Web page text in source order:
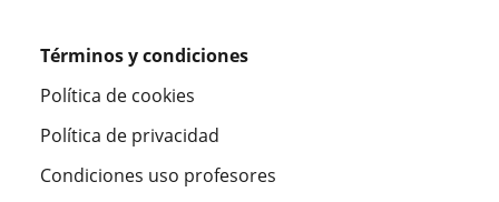
Términos y condiciones
Política de cookies
Política de privacidad
Condiciones uso profesores